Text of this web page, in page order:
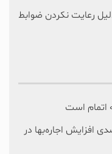
به دلیل رعایت نکردن ضوابط
اتمام است
درصدی افزایش اجاره‌بها در